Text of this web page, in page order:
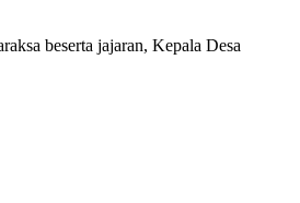
beserta jajaran, Kepala Desa